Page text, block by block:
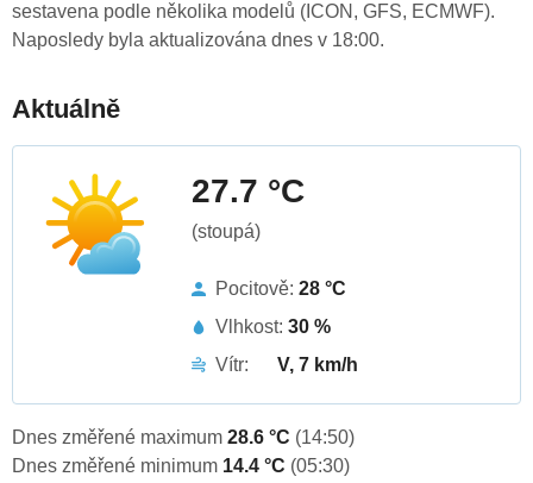
sestavena podle několika modelů (ICON, GFS, ECMWF).
Naposledy byla aktualizována dnes v 18:00.
Aktuálně
27.7 °C
(stoupá)
Pocitově: 28 °C
Vlhkost: 30 %
Vítr:
V, 7 km/h
Dnes změřené maximum 28.6 °C (14:50)
Dnes změřené minimum 14.4 °C (05:30)